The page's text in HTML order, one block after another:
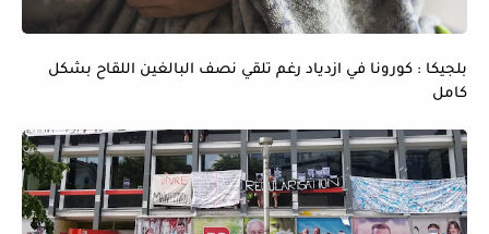
بلجيكا : كورونا في ازدياد رغم تلقي نصف البالغين اللقاح بشكل
كامل